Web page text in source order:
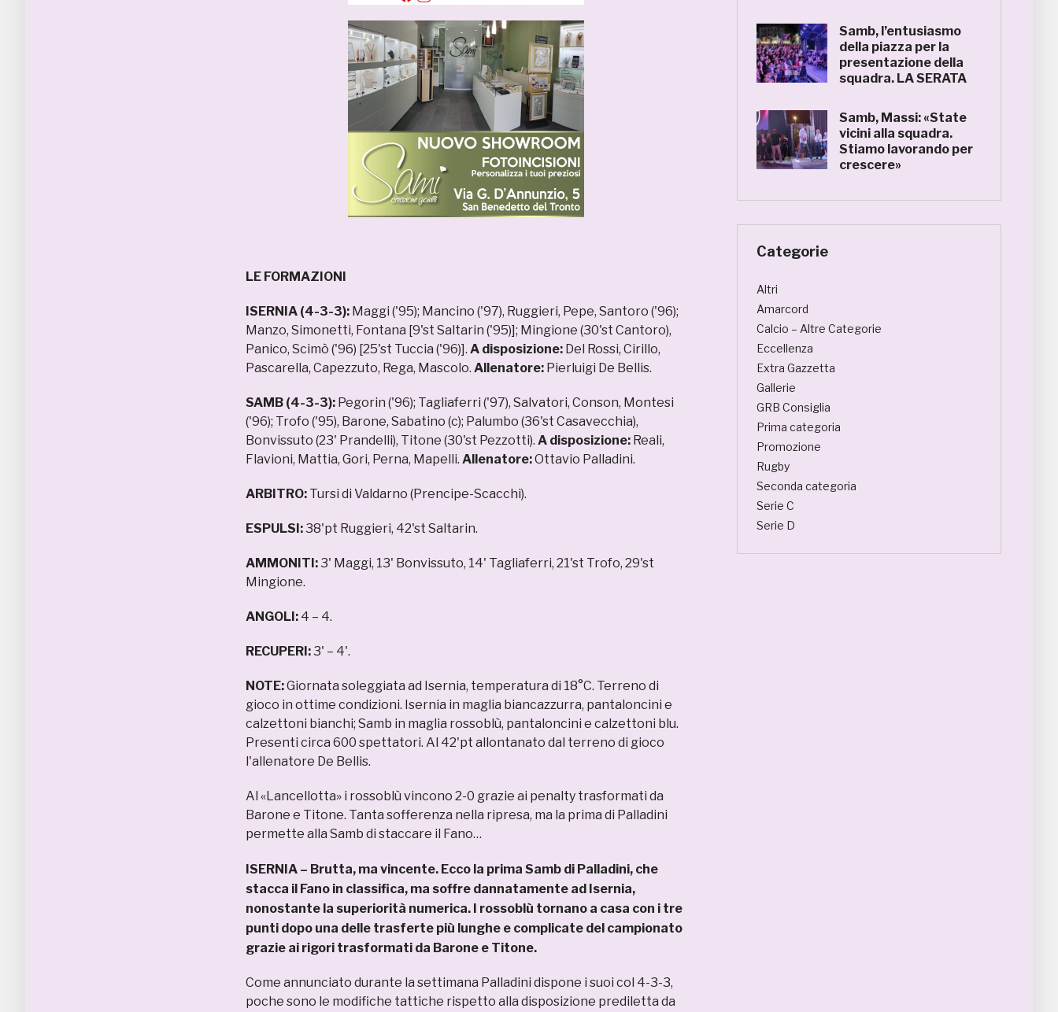
LE FORMAZIONI
ISERNIA (4-3-3): Maggi ('95); Mancino ('97), Ruggieri, Pepe, Santoro ('96);
Manzo, Simonetti, Fontana [9'st Saltarin ('95)]; Mingione (30'st Cantoro),
Panico, Scimò ('96) [25'st Tuccia ('96)]. A disposizione: Del Rossi, Cirillo,
Pascarella, Capezzuto, Rega, Mascolo. Allenatore: Pierluigi De Bellis.
SAMB (4-3-3): Pegorin ('96); Tagliaferri ('97), Salvatori, Conson, Montesi
('96); Trofo ('95), Barone, Sabatino (c); Palumbo (36'st Casavecchia),
Bonvissuto (23' Prandelli), Titone (30'st Pezzotti). A disposizione: Reali,
Flavioni, Mattia, Gori, Perna, Mapelli. Allenatore:Ottavio Palladini.
ARBITRO: Tursi di Valdarno (Prencipe-Scacchi).
ESPULSI:38'pt Ruggieri, 42'st Saltarin.
AMMONITI:3' Maggi, 13' Bonvissuto, 14' Tagliaferri, 21'st Trofo, 29'st
Mingione.
ANGOLI: 4 – 4.
RECUPERI:3' – 4'.
NOTE:Giornata soleggiata ad Isernia, temperatura di 18°C. Terreno di
gioco in ottime condizioni. Isernia in maglia biancazzurra, pantaloncini e
calzettoni bianchi; Samb in maglia rossoblù, pantaloncini e calzettoni blu.
Presenti circa 600 spettatori. Al 42'pt allontanato dal terreno di gioco
l'allenatore De Bellis.
Al «Lancellotta» i rossoblù vincono 2-0 grazie ai penalty trasformati da
Barone e Titone. Tanta sofferenza nella ripresa, ma la prima di Palladini
permette alla Samb di staccare il Fano…
ISERNIA – Brutta, ma vincente. Ecco la prima Samb di Palladini, che
stacca il Fano in classifica, ma soffre dannatamente ad Isernia,
nonostante la superiorità numerica. I rossoblù tornano a casa con i tre
punti dopo una delle trasferte più lunghe e complicate del campionato
grazie ai rigori trasformati da Barone e Titone.
Come annunciato durante la settimana Palladini dispone i suoi col 4-3-3,
poche sono le modifiche tattiche rispetto alla disposizione prediletta da
Samb, l’entusiasmo
della piazza per la
presentazione della
squadra. LA SERATA
Samb, Massi: «State
vicini alla squadra.
Stiamo lavorando per
crescere»
Categorie
Altri
Amarcord
Calcio – Altre Categorie
Eccellenza
Extra Gazzetta
Gallerie
GRB Consiglia
Prima categoria
Promozione
Rugby
Seconda categoria
Serie C
Serie D